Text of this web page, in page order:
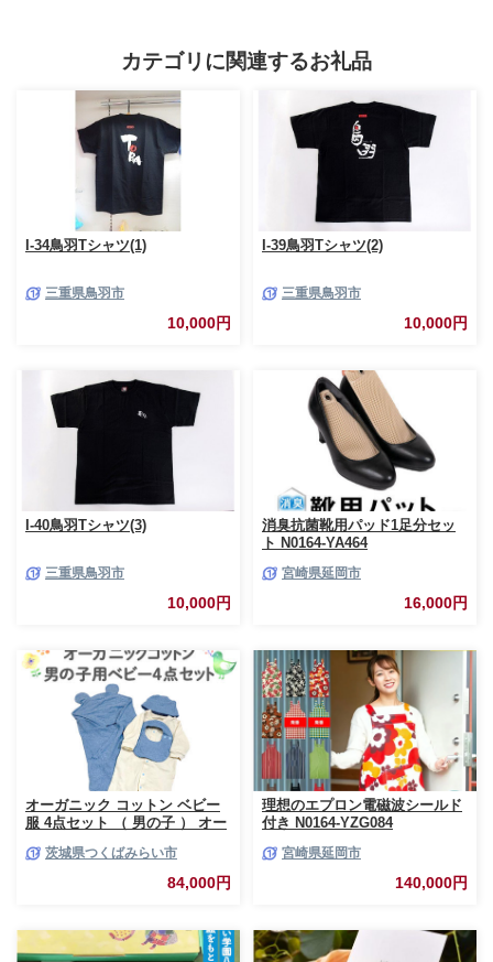
カテゴリに関連するお礼品
I-34鳥羽Tシャツ(1)
三重県鳥羽市
10,000円
I-39鳥羽Tシャツ(2)
三重県鳥羽市
10,000円
I-40鳥羽Tシャツ(3)
三重県鳥羽市
10,000円
消臭抗菌靴用パッド1足分セッ
ト N0164-YA464
宮崎県延岡市
16,000円
オーガニック コットン ベビー
服 4点セット （ 男の子 ） オー
ン オリジナル バリアフリー 新
生児 ギフト 出産祝い おくるみ
ベビー プレゼント 名入れ おし
NT]
茨城県つくばみらい市
84,000円
理想のエプロン電磁波シールド
付き N0164-YZG084
宮崎県延岡市
140,000円